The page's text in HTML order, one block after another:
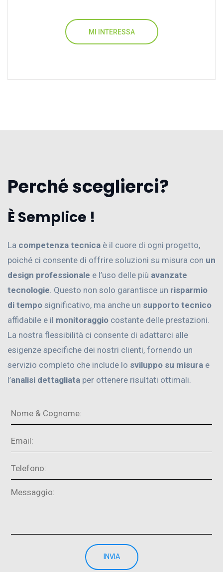
MI INTERESSA
Perché sceglierci?
È Semplice !
La competenza tecnica è il cuore di ogni progetto,
poiché ci consente di offrire soluzioni su misura con un
design professionale e l’uso delle più avanzate
tecnologie . Questo non solo garantisce un risparmio
di tempo significativo, ma anche un supporto tecnico
affidabile e il monitoraggio costante delle prestazioni.
La nostra flessibilità ci consente di adattarci alle
esigenze specifiche dei nostri clienti, fornendo un
servizio completo che include lo sviluppo su misura e
l’analisi dettagliata per ottenere risultati ottimali.